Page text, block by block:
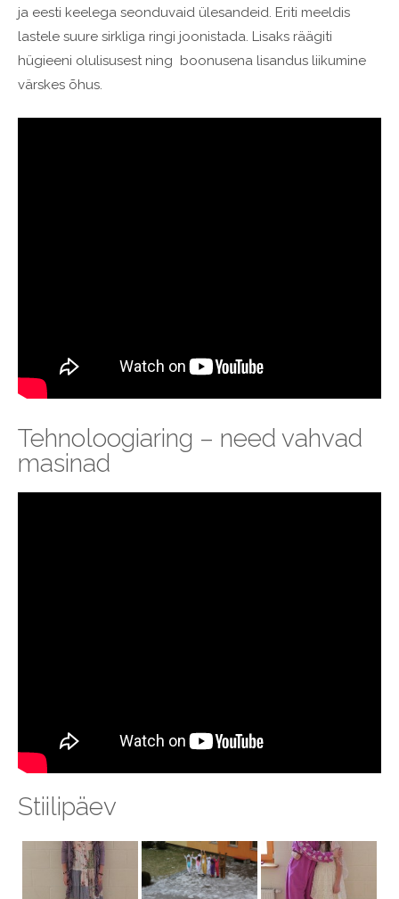
ja eesti keelega seonduvaid ülesandeid. Eriti meeldis
lastele suure sirkliga ringi joonistada. Lisaks räägiti
hügieeni olulisusest ning boonusena lisandus liikumine
värskes õhus.
Tehnoloogiaring – need vahvad
masinad
Stiilipäev